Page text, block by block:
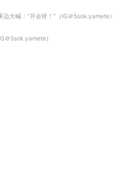
边大喊：“开会呀！”（IG＠5sok.yamete）
＠5sok.yamete）